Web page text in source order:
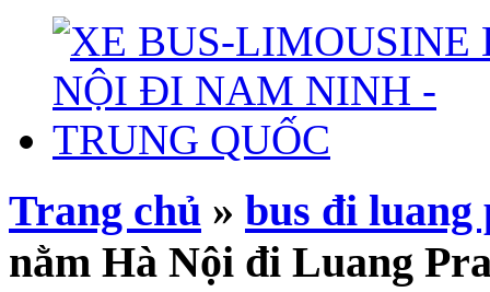
Trang chủ » bus đi luang
nằm Hà Nội đi Luang